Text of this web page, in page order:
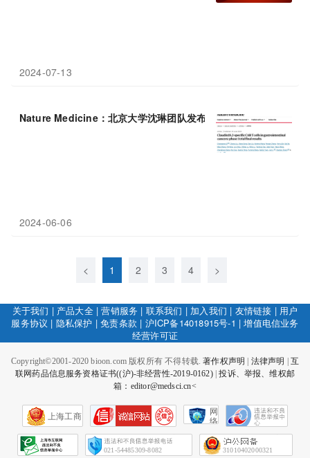
2024-07-13
Nature Medicine：北京大学沈琳团队发布 CLDN18.2-CAR-T细
2024-06-06
< 1 2 3 4 >
关于我们 | 产品大全|营销服务 | 联系我们 | 加入我们 | 友情链接 | 用户
服务协议 | 隐私保护 |免责条款 | 沪ICP备14018915号-1 |增值电信业务
经营许可证
Copyright©2001-2020 bioon.com 版权所有 不得转载.著作权声明 法律声明
互
联网药品信息服务资格证书((沪)-非经营性-2019-0162)|投诉、举报、维权邮
箱：editor@medsci.cn<
上海工商
网
络
会
征
021-54485309-8082 31010402000321